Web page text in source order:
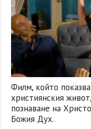
Филм, който
християнския
познаване на
Божия Дух.